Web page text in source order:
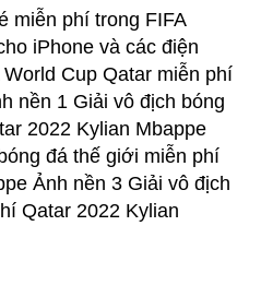
miễn
4K
&
HD
Giải
vô
địch
bóng
miễn phí trong FIFA
iPhone và các điện
Cup Qatar miễn phí
nền 1 Giải vô địch bóng
2022 Kylian Mbappe
đá thế giới miễn phí
Ảnh nền 3 Giải vô địch
Qatar 2022 Kylian